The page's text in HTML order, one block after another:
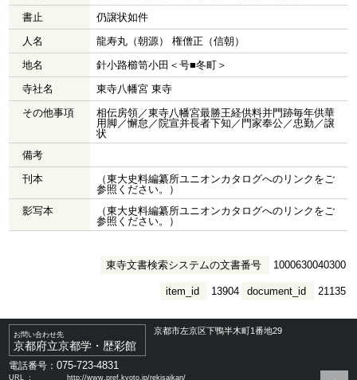
書止
仍譲状如件
人名
龍寿丸（朝源） 権僧正（信朝）
地名
針小路櫛笥小田＜号■冬町＞
寺社名
東寺八幡宮 東寺
その他事項
相伝房領／東寺八幡宮最勝王経供料并門跡毎年供華
用脚／懈怠／院宣并長者下知／門家奉公／忠勤／譲
状
備考
刊本
（東大史料編纂所ユニオンカタログへのリンクをご
参照ください。）
影写本
（東大史料編纂所ユニオンカタログへのリンクをご
参照ください。）
東寺文書検索システムの文書番号 1000630040300
document_id 21135
item_id 13904
お問い合わせ先
京都府立京都学・歴彩館
京都市左京区下鴨半木町1番地29
電話番号：075-723-4831
URL ： http://www.pref.kyoto.jp/rekisaikan/